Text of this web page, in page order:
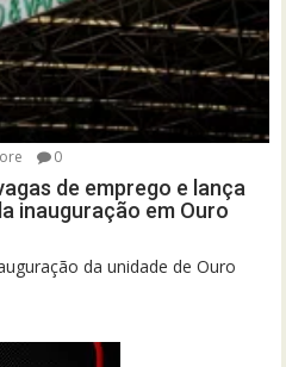
0
de emprego e lança
inauguração em Ouro
da unidade de Ouro